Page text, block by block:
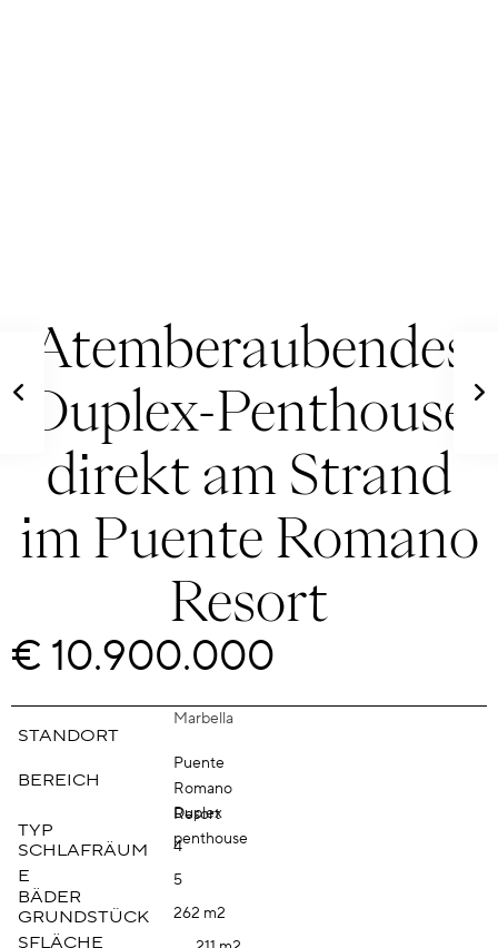
Atemberaubendes
Duplex-Penthouse
direkt am Strand
im Puente Romano
Resort
€ 10.900.000
STANDORT
Marbella
BEREICH
Puente
Romano
Resort
TYP
Duplex
penthouse
SCHLAFRÄUM
E
4
BÄDER
5
GRUNDSTÜCK
SFLÄCHE
262 m2